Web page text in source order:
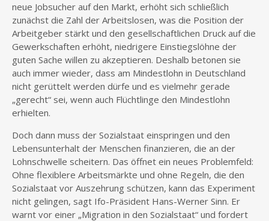
neue Jobsucher auf den Markt, erhöht sich schließlich
zunächst die Zahl der Arbeitslosen, was die Position der
Arbeitgeber stärkt und den gesellschaftlichen Druck auf die
Gewerkschaften erhöht, niedrigere Einstiegslöhne der
guten Sache willen zu akzeptieren. Deshalb betonen sie
auch immer wieder, dass am Mindestlohn in Deutschland
nicht gerüttelt werden dürfe und es vielmehr gerade
„gerecht“ sei, wenn auch Flüchtlinge den Mindestlohn
erhielten.
Doch dann muss der Sozialstaat einspringen und den
Lebensunterhalt der Menschen finanzieren, die an der
Lohnschwelle scheitern. Das öffnet ein neues Problemfeld:
Ohne flexiblere Arbeitsmärkte und ohne Regeln, die den
Sozialstaat vor Auszehrung schützen, kann das Experiment
nicht gelingen, sagt Ifo-Präsident Hans-Werner Sinn. Er
warnt vor einer „Migration in den Sozialstaat“ und fordert